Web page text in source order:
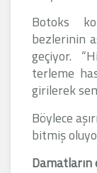
Botoks
bezlerinin
geçiyor.
terleme
girilerek
Böylece
bitmiş